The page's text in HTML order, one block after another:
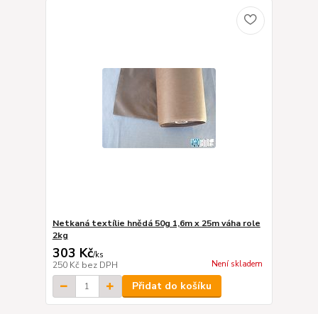
Netkaná textílie hnědá 50g 1,6m x 25m váha role
2kg
303 Kč/ks
250 Kč bez DPH Není skladem
Přidat do košíku